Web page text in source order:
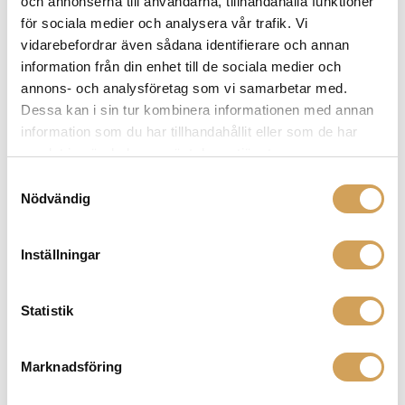
för sociala medier och analysera vår trafik. Vi
vidarebefordrar även sådana identifierare och annan
information från din enhet till de sociala medier och
annons- och analysföretag som vi samarbetar med.
Dessa kan i sin tur kombinera informationen med annan
information som du har tillhandahållit eller som de har
samlat in när du har använt deras tjänster.
Nödvändig
Inställningar
Statistik
Marknadsföring
SOLID TECH